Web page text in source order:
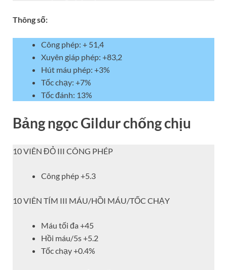
Thông số:
Công phép: + 51,4
Xuyên giáp phép: +83,2
Hút máu phép: +3%
Tốc chạy: +7%
Tốc đánh: 13%
Bảng ngọc Gildur chống chịu
10 VIÊN ĐỎ III CÔNG PHÉP
Công phép +5.3
10 VIÊN TÍM III MÁU/HỒI MÁU/TỐC CHẠY
Máu tối đa +45
Hồi máu/5s +5.2
Tốc chạy +0.4%